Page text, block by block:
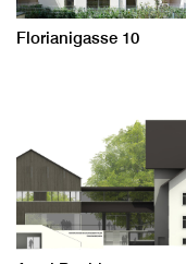
Florianigasse 10